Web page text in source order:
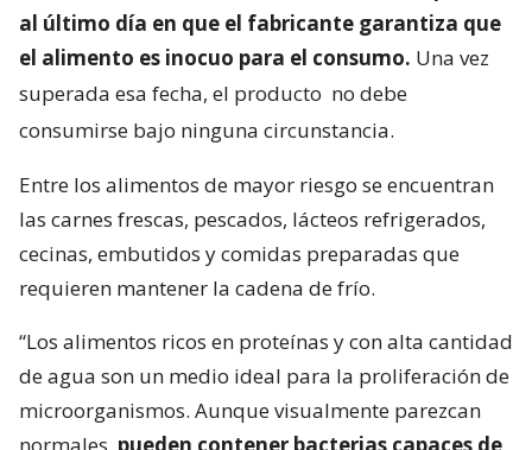
al último día en que el fabricante garantiza que
el alimento es inocuo para el consumo. Una vez
superada esa fecha, el producto no debe
consumirse bajo ninguna circunstancia.
Entre los alimentos de mayor riesgo se encuentran
las carnes frescas, pescados, lácteos refrigerados,
cecinas, embutidos y comidas preparadas que
requieren mantener la cadena de frío.
“Los alimentos ricos en proteínas y con alta cantidad
de agua son un medio ideal para la proliferación de
microorganismos. Aunque visualmente parezcan